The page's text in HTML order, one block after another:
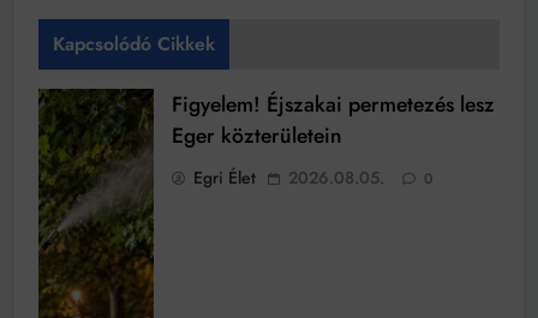
Kapcsolódó Cikkek
Figyelem! Éjszakai permetezés lesz
Eger közterületein
Egri Élet 2026.08.05. 0